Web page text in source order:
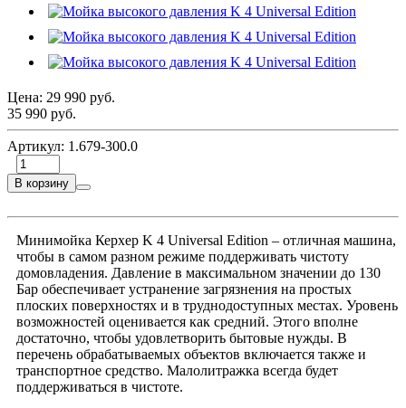
Цена: 29 990 руб.
35 990 руб.
Артикул: 1.679-300.0
В корзину
Минимойка Керхер K 4 Universal Edition – отличная машина,
чтобы в самом разном режиме поддерживать чистоту
домовладения. Давление в максимальном значении до 130
Бар обеспечивает устранение загрязнения на простых
плоских поверхностях и в труднодоступных местах. Уровень
возможностей оценивается как средний. Этого вполне
достаточно, чтобы удовлетворить бытовые нужды. В
перечень обрабатываемых объектов включается также и
транспортное средство. Малолитражка всегда будет
поддерживаться в чистоте.